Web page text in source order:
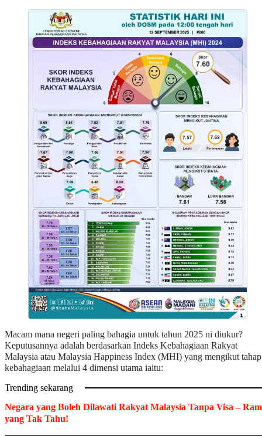
Macam mana negeri paling bahagia untuk tahun 2025 ni diukur?
Keputusannya adalah berdasarkan Indeks Kebahagiaan Rakyat
Malaysia atau Malaysia Happiness Index (MHI) yang mengikut tahap
kebahagiaan melalui 4 dimensi utama iaitu:
Trending sekarang
Negara yang Boleh Dilawati Rakyat Malaysia Tanpa Visa –
yang Tak Tahu!